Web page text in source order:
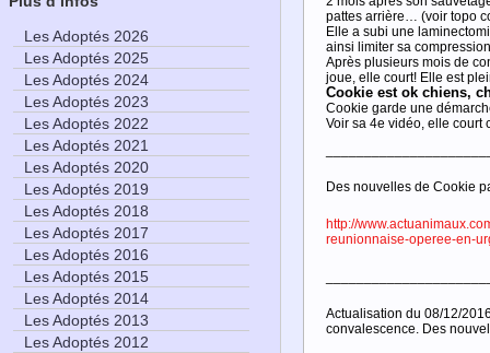
pattes arrière… (voir topo
Elle a subi une
ainsi limiter sa
Après plusieurs mois de
joue, elle court! Elle est
Cookie est ok chiens,
Cookie garde une
Voir sa 4e vidéo, elle court
Des nouvelles de Cookie
http://
reunionnaise-operee-en-
Actualisation du 08/12/
convalescence. Des
Les Adoptés 2026
Les Adoptés 2025
Les Adoptés 2024
Les Adoptés 2023
Les Adoptés 2022
Les Adoptés 2021
Les Adoptés 2020
Les Adoptés 2019
Les Adoptés 2018
Les Adoptés 2017
Les Adoptés 2016
Les Adoptés 2015
Les Adoptés 2014
Les Adoptés 2013
Les Adoptés 2012